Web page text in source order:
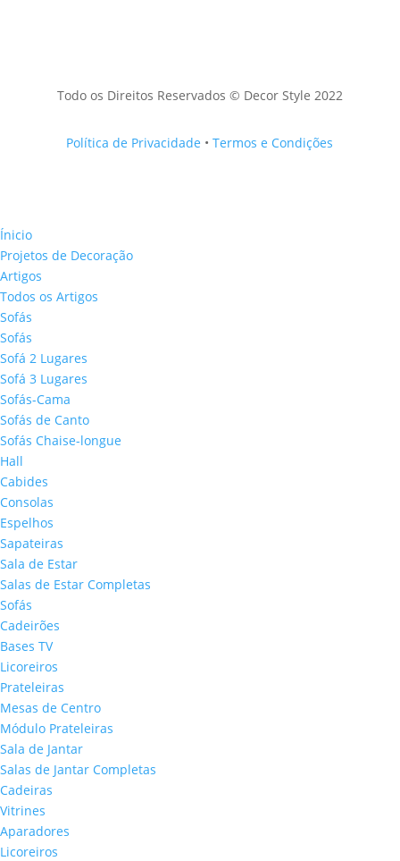
Todo os Direitos Reservados © Decor Style 2022
Política de Privacidade •Termos e Condições
Ínicio
Projetos de Decoração
Artigos
Todos os Artigos
Sofás
Sofás
Sofá 2 Lugares
Sofá 3 Lugares
Sofás-Cama
Sofás de Canto
Sofás Chaise-longue
Hall
Cabides
Consolas
Espelhos
Sapateiras
Sala de Estar
Salas de Estar Completas
Sofás
Cadeirões
Bases TV
Licoreiros
Prateleiras
Mesas de Centro
Módulo Prateleiras
Sala de Jantar
Salas de Jantar Completas
Cadeiras
Vitrines
Aparadores
Licoreiros